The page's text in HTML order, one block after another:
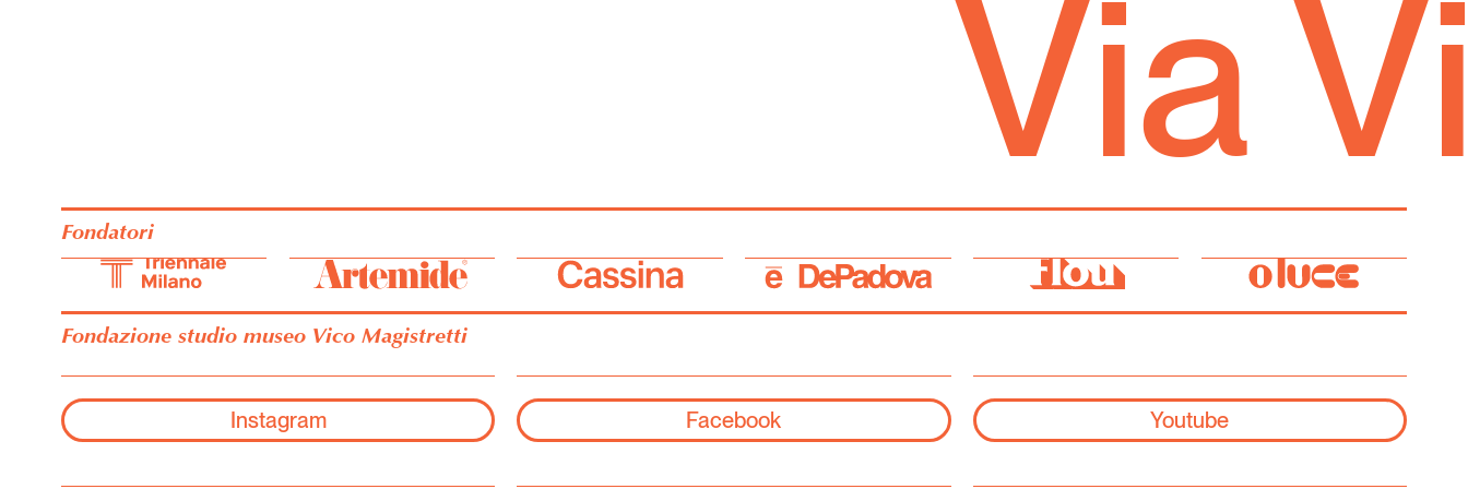
Fondatori
Fondazione studio museo Vico Magistretti
Instagram Facebook Youtube